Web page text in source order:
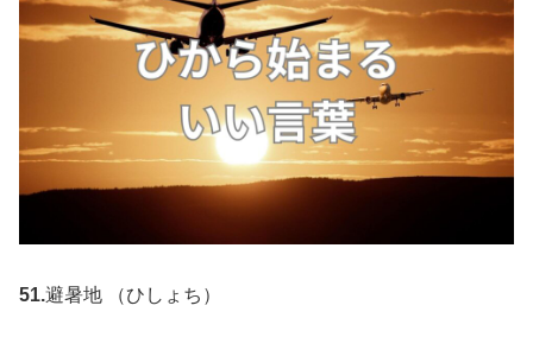
51.避暑地 （ひしょち）